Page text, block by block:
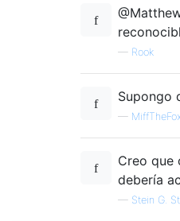
— Rook
Supongo
—
Creo que
debería
— Stein G.